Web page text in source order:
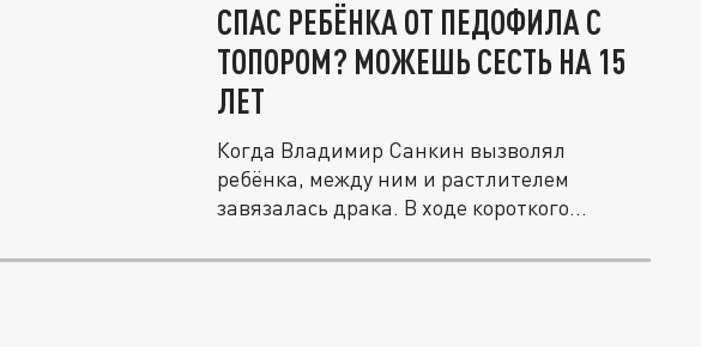
СПАС РЕБЁНКА ОТ ПЕДОФИЛА С
ТОПОРОМ? МОЖЕШЬ СЕСТЬ НА 15
ЛЕТ
Когда Владимир Санкин вызволял
ребёнка, между ним и растлителем
завязалась драка. В ходе короткого